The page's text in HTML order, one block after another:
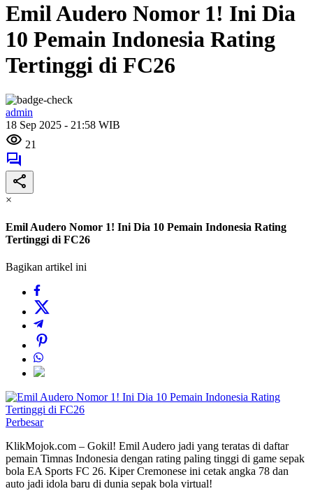
Emil Audero Nomor 1! Ini Dia
10 Pemain Indonesia Rating
Tertinggi di FC26
admin
18 Sep 2025 - 21:58 WIB
21
×
Emil Audero Nomor 1! Ini Dia 10 Pemain Indonesia Rating
Tertinggi di FC26
Bagikan artikel ini
Perbesar
KlikMojok.com – Gokil! Emil Audero jadi yang teratas di daftar
pemain Timnas Indonesia dengan rating paling tinggi di game sepak
bola EA Sports FC 26. Kiper Cremonese ini cetak angka 78 dan
auto jadi idola baru di dunia sepak bola virtual!